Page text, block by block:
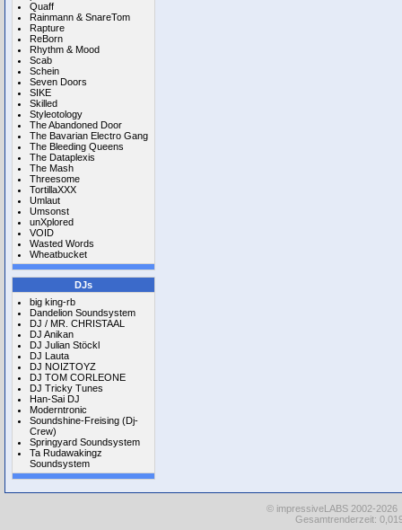
Quaff
Rainmann & SnareTom
Rapture
ReBorn
Rhythm & Mood
Scab
Schein
Seven Doors
SIKE
Skilled
Styleotology
The Abandoned Door
The Bavarian Electro Gang
The Bleeding Queens
The Dataplexis
The Mash
Threesome
TortillaXXX
Umlaut
Umsonst
unXplored
VOID
Wasted Words
Wheatbucket
DJs
big king-rb
Dandelion Soundsystem
DJ / MR. CHRISTAAL
DJ Anikan
DJ Julian Stöckl
DJ Lauta
DJ NOIZTOYZ
DJ TOM CORLEONE
DJ Tricky Tunes
Han-Sai DJ
Moderntronic
Soundshine-Freising (Dj-
Crew)
Springyard Soundsystem
Ta Rudawakingz
Soundsystem
© impressiveLABS 2002-
Gesamtrenderzeit: